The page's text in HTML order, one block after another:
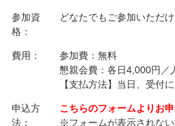
参加資
格：
どなたでもご参加いただ
費用：
参加費：無料
懇親会費：各日4,000円／
【支払方法】当日、受付
申込方
法：
こちらのフォームよりお
※フォームが表示されない